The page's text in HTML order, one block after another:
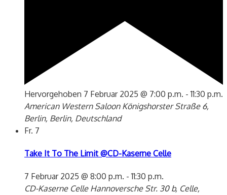
Hervorgehoben 7 Februar 2025 @ 7:00 p.m. -11:30 p.m.
American Western Saloon Königshorster Straße 6,
Berlin, Berlin, Deutschland
Fr. 7
Take It To The Limit @CD-Kaserne Celle
7 Februar 2025 @ 8:00 p.m. -11:30 p.m.
CD-Kaserne Celle Hannoversche Str. 30 b, Celle,